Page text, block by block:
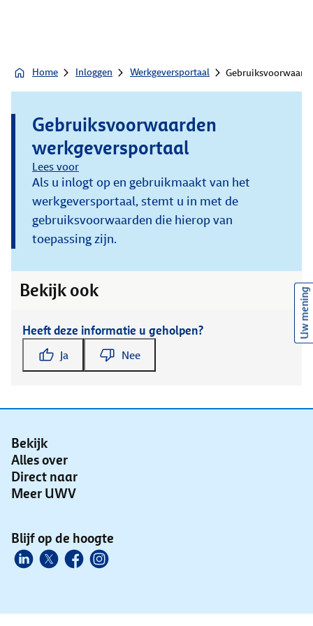
Home Inloggen Werkgeversportaal
Gebruiksvoorwaarden
werkgeversportaal
Lees voor
Als u inlogt op en gebruikmaakt van het
werkgeversportaal, stemt u in met de
gebruiksvoorwaarden die hierop van
toepassing zijn.
Bekijk ook
Heeft deze informatie u geholpen?
Ja Nee
Bekijk
Alles over
Direct naar
Meer UWV
Blijf op de hoogte
Uw mening